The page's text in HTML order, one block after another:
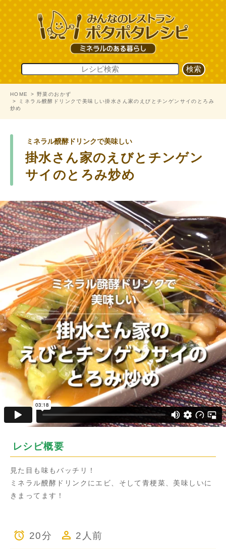
HOME
野菜のおかず
ミネラル醗酵ドリンクで美味しい掛水さん家のえびとチンゲンサイのとろみ
炒め
ミネラル醗酵ドリンクで美味しい
掛水さん家のえびとチンゲン
サイのとろみ炒め
レシピ概要
見た目も味もバッチリ！
ミネラル醗酵ドリンクにエビ、そして青梗菜、美味しいに
きまってます！
20分 2人前